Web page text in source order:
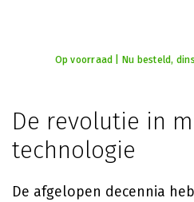
Op voorraad | Nu besteld,
De revolutie in
technologie
De afgelopen decennia